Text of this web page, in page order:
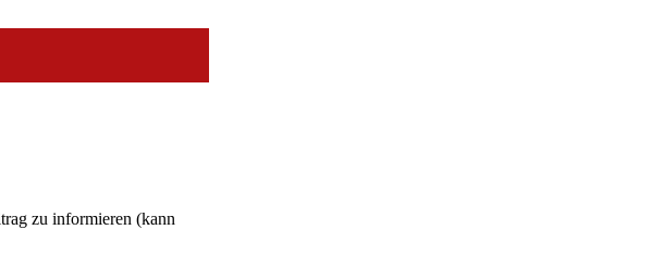
zu informieren (kann